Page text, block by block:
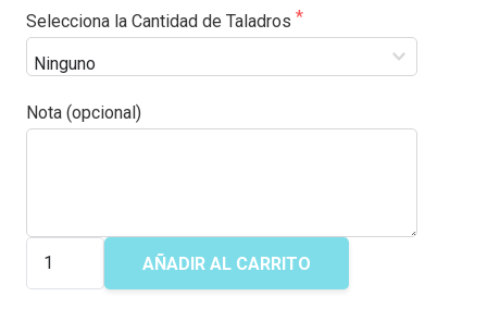
Selecciona la Cantidad de Taladros
Nota (opcional)
METACRILATO
AÑADIR AL CARRITO